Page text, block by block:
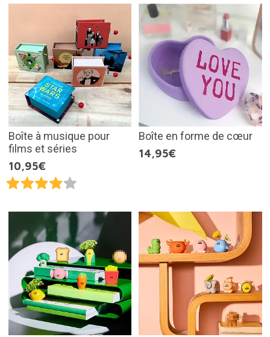
Boîte à musique pour
films et séries
10,95€
Boîte en forme de cœur
14,95€